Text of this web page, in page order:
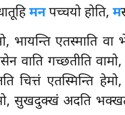
मनपच्चयो होति,म
भायन्ति एतस्माति
वाति गच्छतीति
चित्तं एतस्मिन्ति
सुखदुक्खं अदति